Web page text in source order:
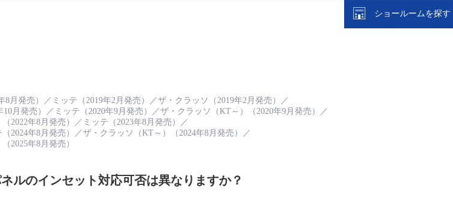
ショールームを探す
8月発売） ／ ミッテ（2019年2月発売） ／ザ・クラッソ（2019年2月発売）
／
月発売） ／ ミッテ（2020年9月発売） ／ザ・クラッソ（KT～）（2020年9月発売）
／
2022年8月発売） ／ ミッテ（2023年8月発売）
／
（2024年8月発売） ／ザ・クラッソ（KT～）（2024年8月発売）
／
2025年8月発売）
ルのインセット対応可否は異なりますか？